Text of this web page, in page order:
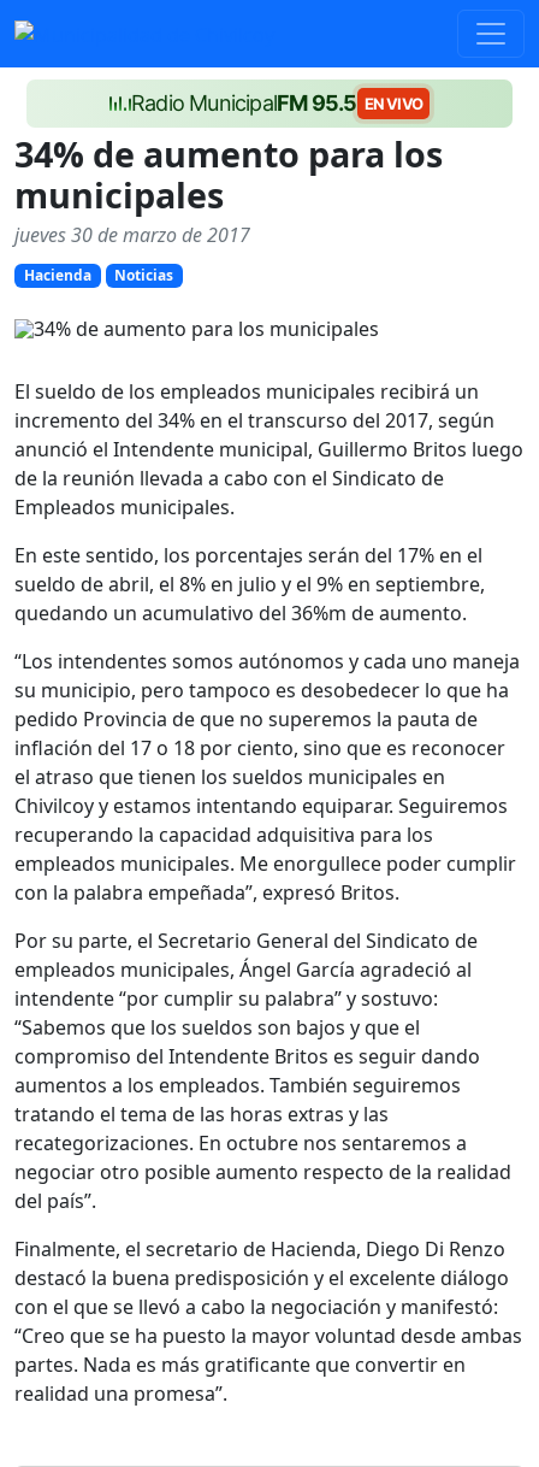
Radio MunicipalFM 95.5 EN VIVO
34% de aumento para los
municipales
jueves 30 de marzo de 2017
Hacienda Noticias
El sueldo de los empleados municipales recibirá un
incremento del 34% en el transcurso del 2017, según
anunció el Intendente municipal, Guillermo Britos luego
de la reunión llevada a cabo con el Sindicato de
Empleados municipales.
En este sentido, los porcentajes serán del 17% en el
sueldo de abril, el 8% en julio y el 9% en septiembre,
quedando un acumulativo del 36%m de aumento.
“Los intendentes somos autónomos y cada uno maneja
su municipio, pero tampoco es desobedecer lo que ha
pedido Provincia de que no superemos la pauta de
inflación del 17 o 18 por ciento, sino que es reconocer
el atraso que tienen los sueldos municipales en
Chivilcoy y estamos intentando equiparar. Seguiremos
recuperando la capacidad adquisitiva para los
empleados municipales. Me enorgullece poder cumplir
con la palabra empeñada”, expresó Britos.
Por su parte, el Secretario General del Sindicato de
empleados municipales, Ángel García agradeció al
intendente “por cumplir su palabra” y sostuvo:
“Sabemos que los sueldos son bajos y que el
compromiso del Intendente Britos es seguir dando
aumentos a los empleados. También seguiremos
tratando el tema de las horas extras y las
recategorizaciones. En octubre nos sentaremos a
negociar otro posible aumento respecto de la realidad
del país”.
Finalmente, el secretario de Hacienda, Diego Di Renzo
destacó la buena predisposición y el excelente diálogo
con el que se llevó a cabo la negociación y manifestó:
“Creo que se ha puesto la mayor voluntad desde ambas
partes. Nada es más gratificante que convertir en
realidad una promesa”.